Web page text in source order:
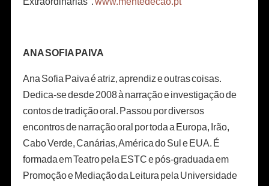
ANA SOFIA PAIVA
Ana Sofia Paiva é atriz, aprendiz e outras coisas.
Dedica-se desde 2008 à narração e investigação de
contos de tradição oral. Passou por diversos
encontros de narração oral por toda a Europa, Irão,
Cabo Verde, Canárias, América do Sul e EUA. É
formada em Teatro pela ESTC e pós-graduada em
Promoção e Mediação da Leitura pela Universidade